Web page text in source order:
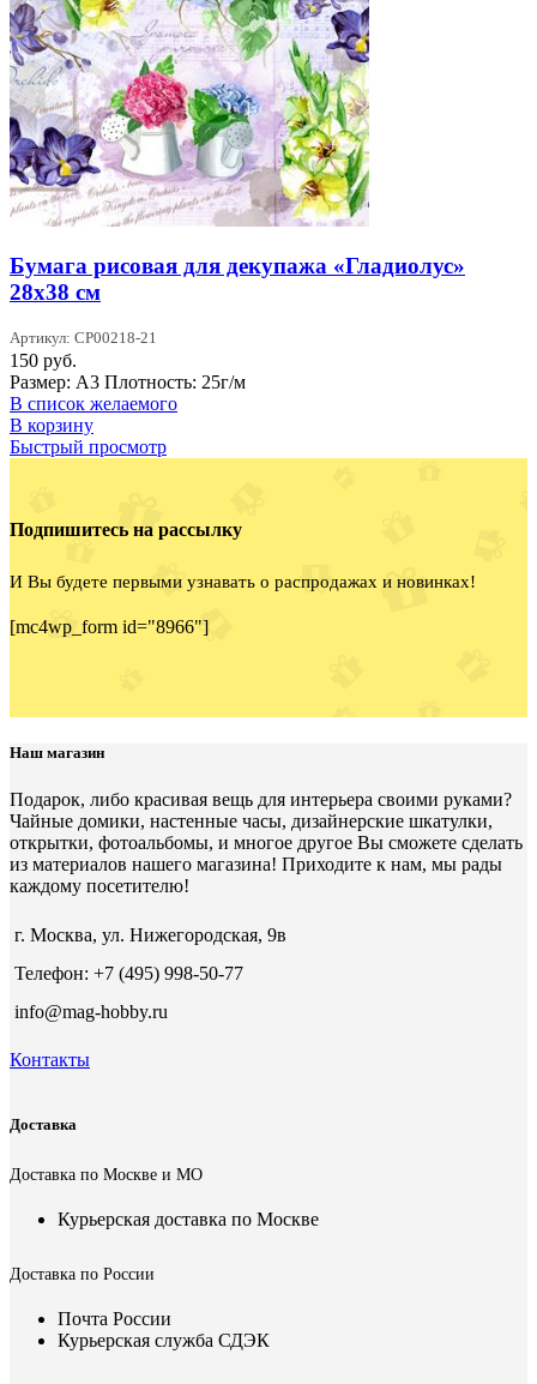
Бумага рисовая для декупажа «Гладиолус»
28х38 см
Артикул: CP00218-21
150 руб.
Размер: А3 Плотность: 25г/м
В список желаемого
В корзину
Быстрый просмотр
Подпишитесь на рассылку
И Вы будете первыми узнавать о распродажах и новинках!
[mc4wp_form id="8966"]
Наш магазин
Подарок, либо красивая вещь для интерьера своими руками?
Чайные домики, настенные часы, дизайнерские шкатулки,
открытки, фотоальбомы, и многое другое Вы сможете сделать
из материалов нашего магазина! Приходите к нам, мы рады
каждому посетителю!
г. Москва, ул. Нижегородская, 9в
Телефон: +7 (495) 998-50-77
info@mag-hobby.ru
Контакты
Доставка
Доставка по Москве и МО
Курьерская доставка по Москве
Доставка по России
Почта России
Курьерская служба СДЭК